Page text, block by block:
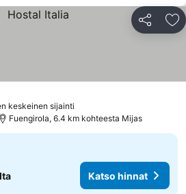
Jaa
keskeinen sijainti
Fuengirola, 6.4 km kohteesta Mijas
Katso hinnat